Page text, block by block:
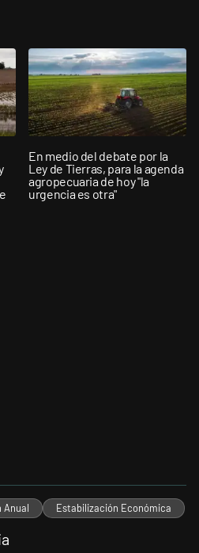
En medio del debate por la
Ley de Tierras, para la agenda
agropecuaria de hoy "la
urgencia es otra"
Anual Estabilización Económica